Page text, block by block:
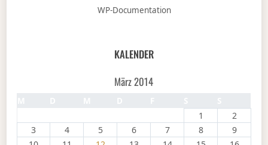
WP-Documentation
KALENDER
März 2014
1
2
3
4 5 6 7 8
9